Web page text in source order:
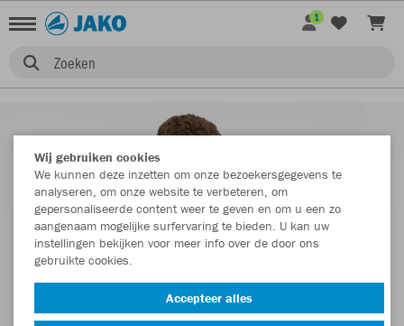
Zoeken
1
Wij gebruiken cookies
We kunnen deze inzetten om onze bezoekersgegevens te
analyseren, om onze website te verbeteren, om
gepersonaliseerde content weer te geven en om u een zo
aangenaam mogelijke surfervaring te bieden. U kan uw
instellingen bekijken voor meer info over de door ons
gebruikte cookies.
Accepteer alles